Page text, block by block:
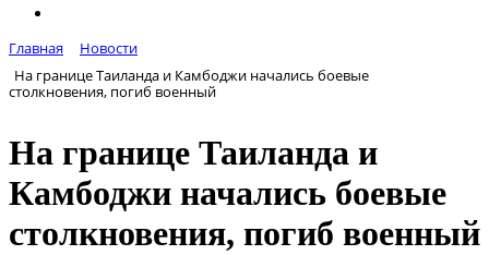
Главная
Новости
На границе Таиланда и Камбоджи начались боевые
столкновения, погиб военный
На границе Таиланда и
Камбоджи начались боевые
столкновения, погиб военный